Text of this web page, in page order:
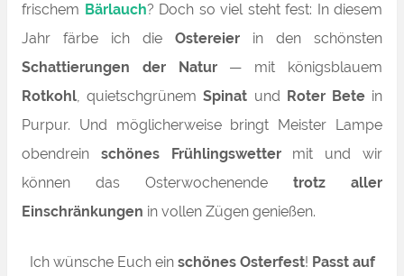
frischem Bärlauch? Doch so viel steht fest: In diesem
Jahr färbe ich die Ostereier in den schönsten
Schattierungen der Natur— mit königsblauem
Rotkohl, quietschgrünemSpinat und Roter Betein
Purpur. Und möglicherweise bringt Meister Lampe
obendrein schönes Frühlingswetter mit und wir
können das Osterwochenende trotz aller
Einschränkungen in vollen Zügen genießen.
Ich wünsche Euch ein schönes Osterfest! Passt auf